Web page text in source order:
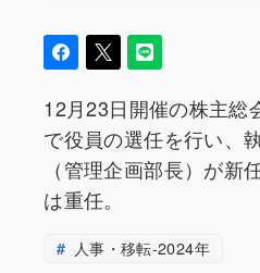
12月23日開催の株主総
で役員の選任を行い、
（管理企画部長）が新
は重任。
人事・移転-2024年